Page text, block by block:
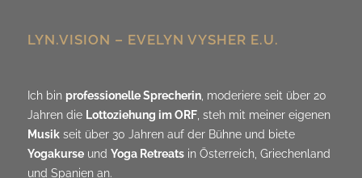
LYN.VISION – EVELYN VYSHER E.U.
Ich bin professionelle Sprecherin, moderiere seit über 20
Jahren die Lottoziehung im ORF, steh mit meiner eigenen
Musikseit über 30 Jahren auf der Bühne und biete
Yogakurseund Yoga Retreatsin Österreich, Griechenland
und Spanien an.